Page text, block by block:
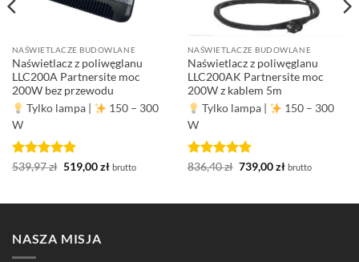
NAŚWIETLACZE BUDOWLANE
Naświetlacz z poliwęglanu
LLC200A Partnersite moc
200W bez przewodu
Tylko lampa
150 – 300
W
Oceniono5
539,97zł Pierwotna
cena
519,00złAktualna
brutto
NAŚWIETLACZE BUDOWLANE
Naświetlacz z poliwęglanu
LLC200AK Partnersite moc
200W z kablem 5m
Tylko lampa
150 – 300
W
Oceniono5
836,40zł Pierwotna
cena
739,00złAktualna
brutto
NASZA MISJA